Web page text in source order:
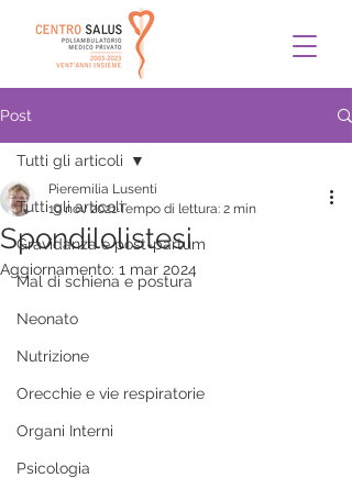
Post
Tutti gli articoli
Gravidanza e post-partum
Mal di schiena e postura
Neonato
Nutrizione
Orecchie e vie respiratorie
Organi Interni
Psicologia
Tutti gli articoli
Spondilolistesi
Pieremilia Lusenti
10 nov 2021Tempo di lettura: 2 min
Aggiornamento: 1 mar 2024